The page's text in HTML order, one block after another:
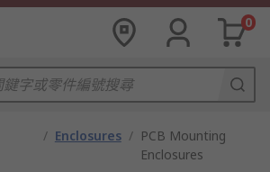
0
/ Enclosures / PCB Mounting
Enclosures